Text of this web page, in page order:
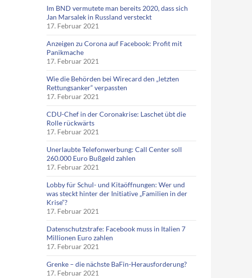
Im BND vermutete man bereits 2020, dass sich
Jan Marsalek in Russland versteckt
17. Februar 2021
Anzeigen zu Corona auf Facebook: Profit mit
Panikmache
17. Februar 2021
Wie die Behörden bei Wirecard den „letzten
Rettungsanker“ verpassten
17. Februar 2021
CDU-Chef in der Coronakrise: Laschet übt die
Rolle rückwärts
17. Februar 2021
Unerlaubte Telefonwerbung: Call Center soll
260.000 Euro Bußgeld zahlen
17. Februar 2021
Lobby für Schul- und Kitaöffnungen: Wer und
was steckt hinter der Initiative „Familien in der
Krise“?
17. Februar 2021
Datenschutzstrafe: Facebook muss in Italien 7
Millionen Euro zahlen
17. Februar 2021
Grenke – die nächste BaFin-Herausforderung?
17. Februar 2021